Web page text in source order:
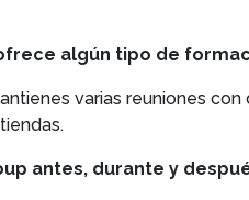
algún tipo de
varias reuniones
antes, durante y